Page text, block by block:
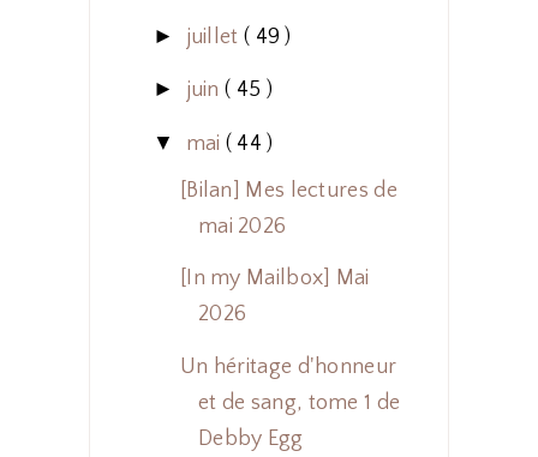
► juillet ( 49 )
► juin ( 45 )
▼ mai ( 44 )
[Bilan] Mes lectures de
mai 2026
[In my Mailbox] Mai
2026
Un héritage d'honneur
et de sang, tome 1 de
Debby Egg